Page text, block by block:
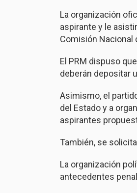
La organización
aspirante y le
Comisión Nacional
El PRM dispuso
deberán depositar
Asimismo, el
del Estado y a
aspirantes
También, se
La organización
antecedentes